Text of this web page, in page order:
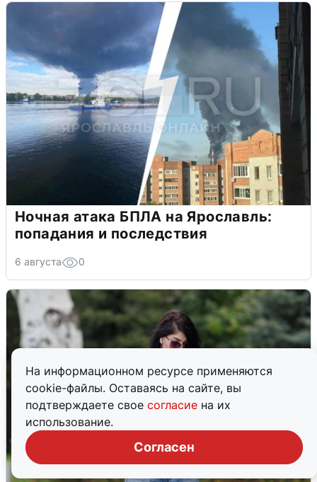
На информационном ресурсе применяются
cookie-файлы. Оставаясь на сайте, вы
подтверждаете свое согласие на их
использование.
Согласен
Ночная атака БПЛА на Ярославль:
попадания и последствия
6 августа 0